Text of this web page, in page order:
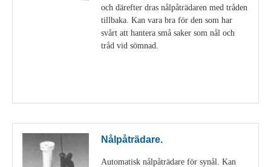
och därefter dras nålpåträdaren med tråden
tillbaka. Kan vara bra för den som har
svårt att hantera små saker som nål och
tråd vid sömnad.
Nålpåträdare.
Automatisk nålpåträdare för synål. Kan